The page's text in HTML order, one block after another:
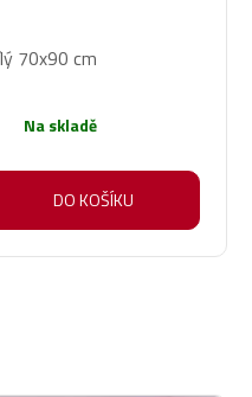
70x90 cm
Na skladě
DO KOŠÍKU